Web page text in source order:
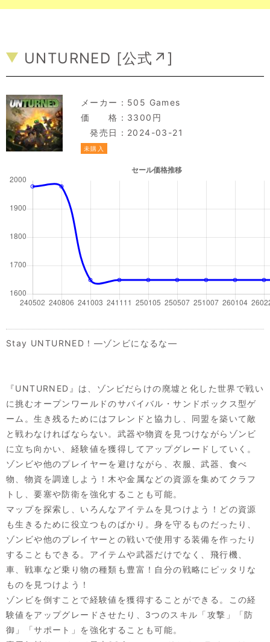
UNTURNED [公式↗]
メーカー： 505 Games
価 格：3300円
発売日：2024-03-21
未購入
Stay UNTURNED！—ゾンビになるな—
『UNTURNED』は、ゾンビだらけの廃墟と化した世界で戦い
に挑むオープンワールドのサバイバル・サンドボックス型ゲ
ーム。生き残るためにはフレンドと協力し、同盟を築いて敵
と戦わなければならない。武器や物資を見つけながらゾンビ
に立ち向かい、経験値を獲得してアップグレードしていく。
ゾンビや他のプレイヤーを避けながら、衣服、武器、食べ
物、物資を調達しよう！木や金属などの資源を集めてクラフ
トし、要塞や防衛を強化することも可能。
マップを探索し、いろんなアイテムを見つけよう！どの資源
も生きるために役立つものばかり。身を守るものだったり、
ゾンビや他のプレイヤーとの戦いで使用する装備を作ったり
することもできる。アイテムや武器だけでなく、飛行機、
車、戦車など乗り物の種類も豊富！自分の戦略にピッタリな
ものを見つけよう！
ゾンビを倒すことで経験値を獲得することができる。この経
験値をアップグレードさせたり、3つのスキル「攻撃」「防
御」「サポート」を強化することも可能。